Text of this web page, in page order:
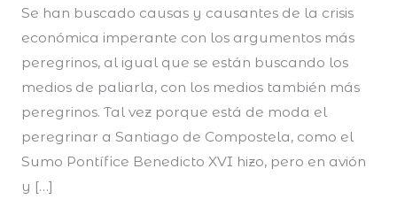
Se han buscado causas y causantes de la crisis
económica imperante con los argumentos más
peregrinos, al igual que se están buscando los
medios de paliarla, con los medios también más
peregrinos. Tal vez porque está de moda el
peregrinar a Santiago de Compostela, como el
Sumo Pontífice Benedicto XVI hizo, pero en avión
y […]